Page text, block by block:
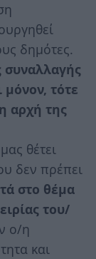
δημότες.
συναλλαγής
μόνον, τότε
αρχή της
θέτει
δεν πρέπει
στο θέμα
του/
ο/η
και